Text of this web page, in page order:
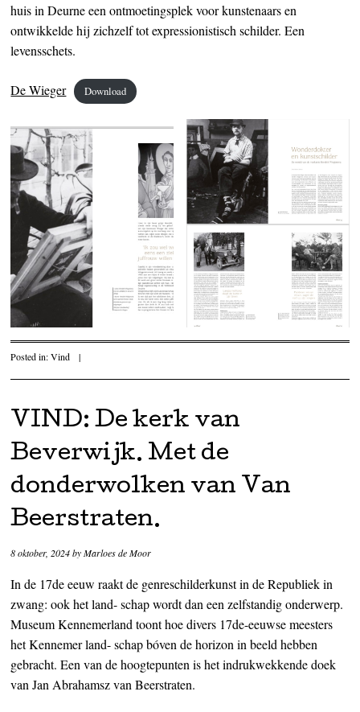
huis in Deurne een ontmoetingsplek voor kunstenaars en
ontwikkelde hij zichzelf tot expressionistisch schilder. Een
levensschets.
De Wieger Download
Posted in:Vind |
VIND: De kerk van
Beverwijk. Met de
donderwolken van Van
Beerstraten.
8 oktober, 2024byMarloes de Moor
In de 17de eeuw raakt de genreschilderkunst in de Republiek in
zwang: ook het land- schap wordt dan een zelfstandig onderwerp.
Museum Kennemerland toont hoe divers 17de-eeuwse meesters
het Kennemer land- schap bóven de horizon in beeld hebben
gebracht. Een van de hoogtepunten is het indrukwekkende doek
van Jan Abrahamsz van Beerstraten.